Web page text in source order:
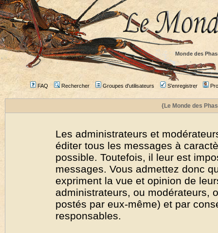
Monde des
FAQ Rechercher Groupes d'utilisateurs S'enregistrer
{Le Monde des
Les administrateurs et
éditer tous les messages à
possible. Toutefois, il leur est
messages. Vous admettez donc
expriment la vue et opinion de
administrateurs, ou modérateurs,
postés par eux-même) et par
responsables.